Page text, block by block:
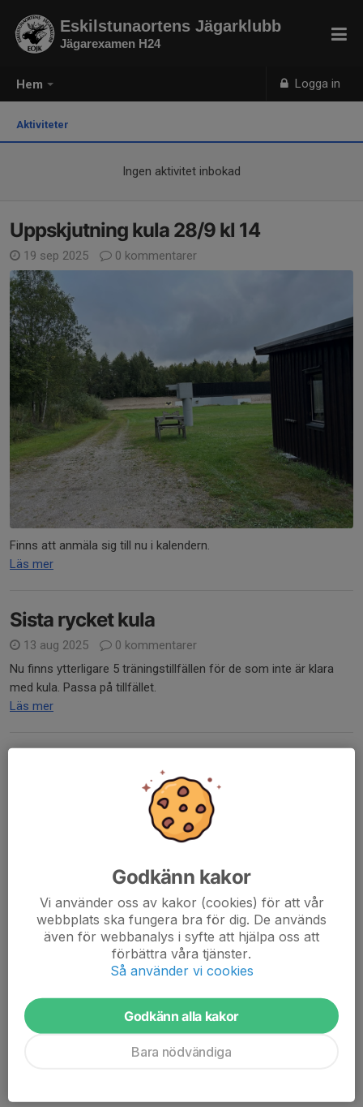
Hem Logga in
Eskilstunaortens Jägarklubb
Jägarexamen H24
Aktiviteter
Ingen aktivitet inbokad
Uppskjutning kula 28/9 kl 14
19 sep 2025 0 kommentarer
Finns att anmäla sig till nu i kalendern.
Läs mer
Sista rycket kula
13 aug 2025
0 kommentarer
Nu finns ytterligare 5 träningstillfällen för de som inte är klara
med kula. Passa på tillfället.
Läs mer
0 kommentarer
Uppskjutning hagel 15/6 kl 15
Finns för anmälan
Läs mer
1 jun 2025
0 kommentarer
Läs mer
Godkänn kakor
Vi använder oss av kakor (cookies) för att vår
webbplats ska fungera bra för dig. De används
även för webbanalys i syfte att hjälpa oss att
förbättra våra tjänster.
Så använder vi cookies
Godkänn alla kakor
Bara nödvändiga